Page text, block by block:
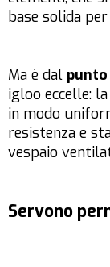
base solida
Ma è dal
igloo eccelle:
in modo
resistenza e
vespaio
Servono